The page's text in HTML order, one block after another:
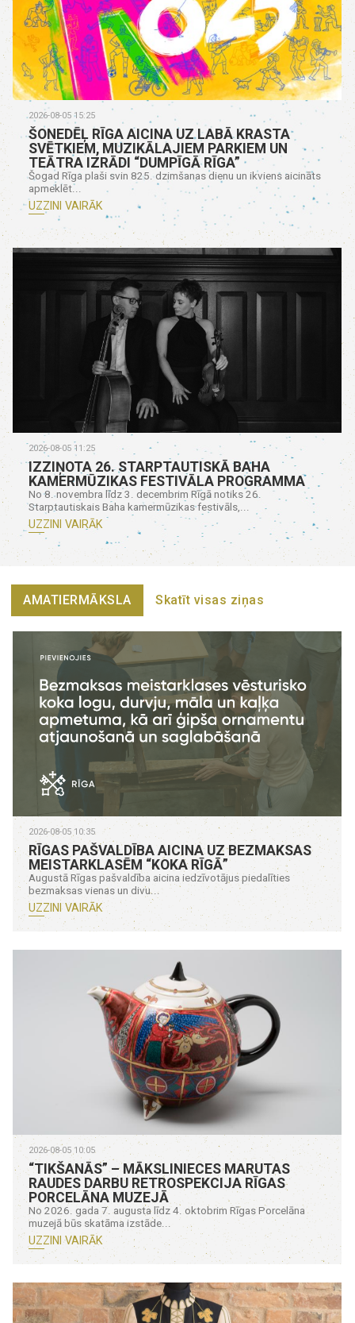
2026-08-05 15:25
ŠONEDĒĻ RĪGA AICINA UZ LABĀ KRASTA
SVĒTKIEM, MUZIKĀLAJIEM PARKIEM UN
TEĀTRA IZRĀDI “DUMPĪGĀ RĪGA”
Šogad Rīga plaši svin 825. dzimšanas dienu un ikviens aicināts
apmeklēt...
UZZINI VAIRĀK
2026-08-05 11:25
IZZIŅOTA 26. STARPTAUTISKĀ BAHA
KAMERMŪZIKAS FESTIVĀLA PROGRAMMA
No 8. novembra līdz 3. decembrim Rīgā notiks 26.
Starptautiskais Baha kamermūzikas festivāls,...
UZZINI VAIRĀK
AMATIERMĀKSLA Skatīt visas ziņas
2026-08-05 10:35
RĪGAS PAŠVALDĪBA AICINA UZ BEZMAKSAS
MEISTARKLASĒM “KOKA RĪGĀ”
Augustā Rīgas pašvaldība aicina iedzīvotājus piedalīties
bezmaksas vienas un divu...
UZZINI VAIRĀK
2026-08-05 10:05
“TIKŠANĀS” – MĀKSLINIECES MARUTAS
RAUDES DARBU RETROSPEKCIJA RĪGAS
PORCELĀNA MUZEJĀ
No 2026. gada 7. augusta līdz 4. oktobrim Rīgas Porcelāna
muzejā būs skatāma izstāde...
UZZINI VAIRĀK